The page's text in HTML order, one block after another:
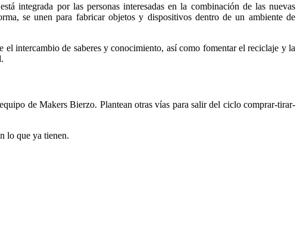
integrada por las personas interesadas en la combinación de las nuevas
se unen para fabricar objetos y dispositivos dentro de un ambiente de
intercambio de saberes y conocimiento, así como fomentar el reciclaje y la
de Makers Bierzo. Plantean otras vías para salir del ciclo comprar-tirar-
lo que ya tienen.